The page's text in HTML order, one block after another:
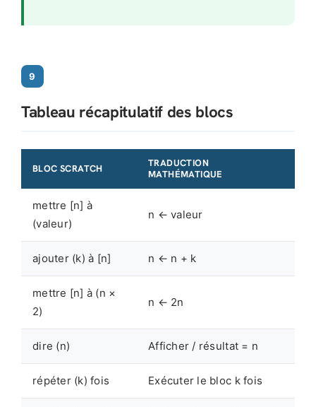
9
Tableau récapitulatif des blocs
BLOC SCRATCH
TRADUCTION
MATHÉMATIQUE
mettre [n] à
(valeur)
n ← valeur
ajouter (k) à [n] n ← n + k
mettre [n] à (n ×
2)
n ← 2n
dire (n) Afficher / résultat = n
répéter (k) fois Exécuter le bloc k fois